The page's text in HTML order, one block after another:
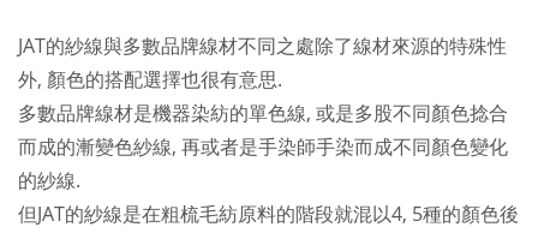
JAT的紗線與多數品牌線材不同之處除了線材來源的特殊性
外, 顏色的搭配選擇也很有意思.
多數品牌線材是機器染紡的單色線, 或是多股不同顏色捻合
而成的漸變色紗線, 再或者是手染師手染而成不同顏色變化
的紗線.
但JAT的紗線是在粗梳毛紡原料的階段就混以4, 5種的顏色後